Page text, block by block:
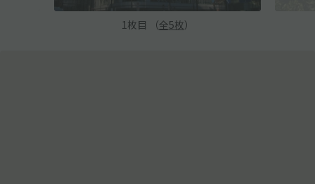
1枚目 （全5枚）